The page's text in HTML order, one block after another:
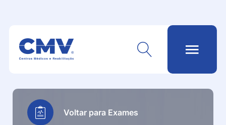
Voltar para Exames